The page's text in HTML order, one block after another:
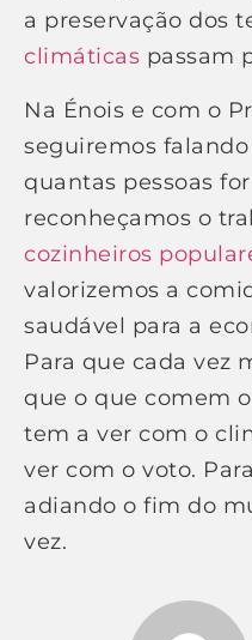
a preservação dos
climáticas passam
Na Énois e com o
seguiremos
quantas pessoas
reconheçamos o
cozinheiros
valorizemos a
saudável para a
Para que cada vez
que o que comem
tem a ver com o
ver com o voto.
adiando o fim do
vez.